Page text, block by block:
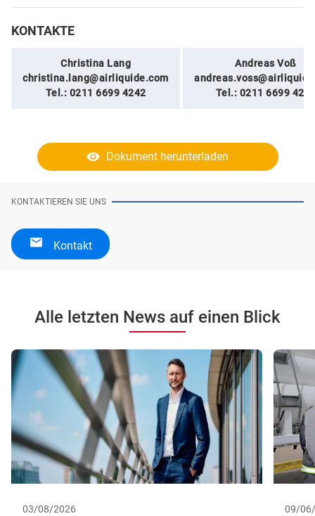
KONTAKTE
Christina Lang
christina.lang@airliquide.com
Tel.: 0211 6699 4242
Andreas Voß
Tel.: 0211 6699
Dokument herunterladen
KONTAKTIEREN SIE UNS
Kontakt
Alle letzten News auf einen Blick
03/08/2026 09/